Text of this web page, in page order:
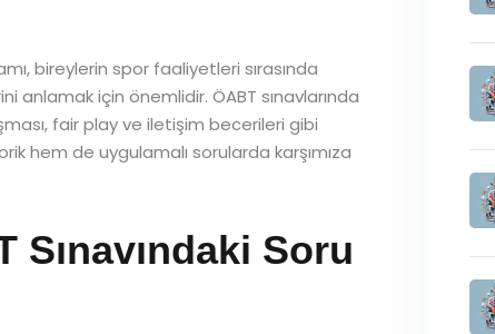
bireylerin spor faaliyetleri sırasında
anlamak için önemlidir. ÖABT sınavlarında
fair play ve iletişim becerileri gibi
hem de uygulamalı sorularda karşımıza
Sınavındaki Soru